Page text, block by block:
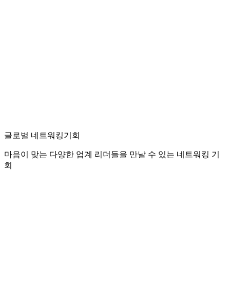
글로벌 네트워킹기회
마음이 맞는 다양한 업계 리더들을 만날 수 있는 네트워킹 기
회